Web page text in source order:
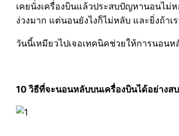
เคยนั่งเครื่องบินแล้วประสบปัญหานอนไม่
ง่วงมาก แต่นอนยังไงก็ไม่หลับ และยิ่งถ้า
วันนี้เหมียวไปเจอเทคนิคช่วยให้การนอน
10 วิธีที่จะนอนหลับบนเครื่องบินได้อย่างส